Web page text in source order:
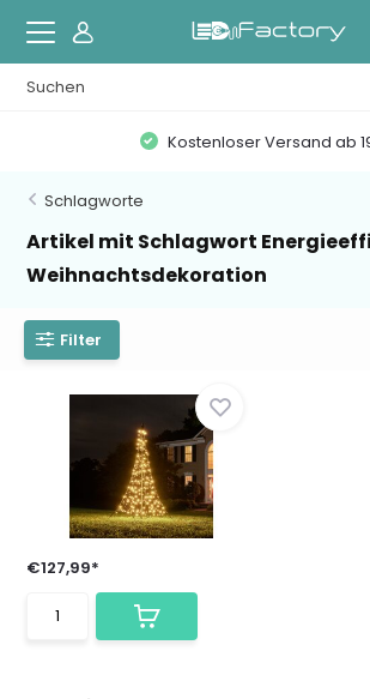
Kostenloser Versand ab
Schlagworte
Artikel mit Schlagwort
Weihnachtsdekoration
Filter
€127,99*